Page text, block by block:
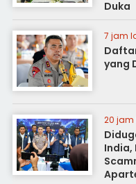
Duka
7 jam
yang
20 jam
India,